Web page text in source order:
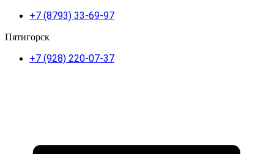
+7 (8793) 33-69-97
Пятигорск
+7 (928) 220-07-37